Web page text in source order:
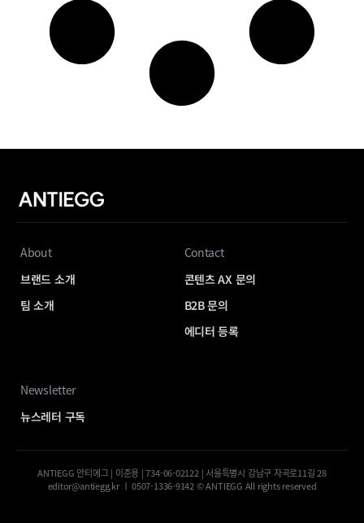
About
브랜드 소개
팀 소개
Contact
콘텐츠 AX 문의
B2B 문의
에디터 등록
Newsletter
뉴스레터 구독
ANTIEGG 안티에그 | 이준용 | 734-06-02122 | 서울특별시 강남구 자곡로11길 28
editor@antiegg.kr ㅣ 0507-1336-9142 © ANTIEGG All rights reserved